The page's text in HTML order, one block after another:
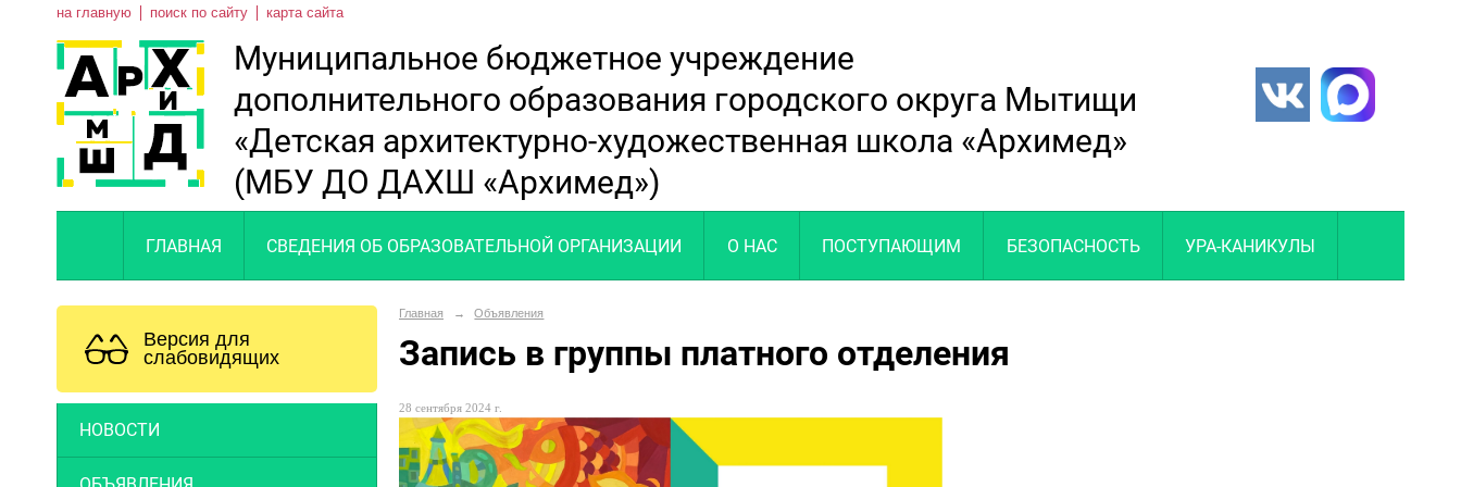
на главную поиск по сайту карта сайта
Муниципальное бюджетное учреждение
дополнительного образования городского округа Мытищи
«Детская архитектурно-художественная школа «Архимед»
(МБУ ДО ДАХШ «Архимед»)
ГЛАВНАЯ СВЕДЕНИЯ ОБ ОБРАЗОВАТЕЛЬНОЙ ОРГАНИЗАЦИИ О НАС ПОСТУПАЮЩИМ БЕЗОПАСНОСТЬ УРА-КАНИКУЛЫ
Версия для
слабовидящих
НОВОСТИ
Главная → Объявления
Запись в группы платного отделения
28 сентября 2024 г.